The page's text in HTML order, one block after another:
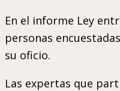
En el informe Ley
personas
su oficio.
Las expertas que